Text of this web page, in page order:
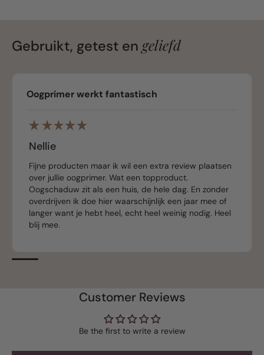
Gebruikt, getest engeliefd
Oogprimer werkt fantastisch
Nellie
Fijne producten maar ik wil een extra review plaatsen
over jullie oogprimer. Wat een topproduct.
Oogschaduw zit als een huis, de hele dag. En zonder
overdrijven ik doe hier waarschijnlijk een jaar mee of
langer want je hebt heel, echt heel weinig nodig. Heel
blij mee.
Customer Reviews
Be the first to write a review